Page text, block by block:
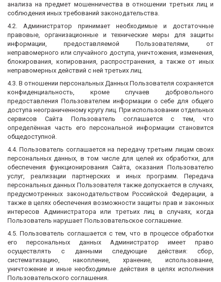
анализа на предмет мошенничества в отношении третьих лиц и
соблюдения иных требований законодательства.
4.2. Администратор принимает необходимые и достаточные
правовые, организационные и технические меры для защиты
информации, предоставляемой Пользователями, от
неправомерного или случайного доступа, уничтожения, изменения,
блокирования, копирования, распространения, а также от иных
неправомерных действий с ней третьих лиц.
4.3. В отношении персональных Данных Пользователя сохраняется
конфиденциальность, кроме случаев добровольного
предоставления Пользователем информации о себе для общего
доступа неограниченному кругу лиц. При использовании отдельных
сервисов Сайта Пользователь соглашается с тем, что
определённая часть его персональной информации становится
общедоступной.
4.4. Пользователь соглашается на передачу третьим лицам своих
персональных данных, в том числе для целей их обработки, для
обеспечения функционирования Сайта, оказания Пользователю
услуг, реализации партнерских и иных программ. Передача
персональных данных Пользователя также допускается в случаях,
предусмотренных законодательством Российской Федерации, а
также в целях обеспечения возможности защиты прав и законных
интересов Администратора или третьих лиц в случаях, когда
Пользователь нарушает Пользовательское соглашение.
4.5. Пользователь соглашается с тем, что в процессе обработки
его персональных данных Администратор имеет право
осуществлять с данными следующие действия: сбор,
систематизацию, накопление, хранение, использование,
уничтожение и иные необходимые действия в целях исполнения
Пользовательского соглашения.